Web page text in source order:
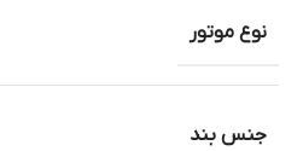
نوع موتور
جنس بند